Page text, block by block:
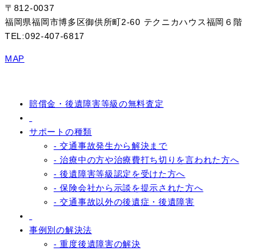
〒812-0037
福岡県福岡市博多区御供所町2-60 テクニカハウス福岡６階
TEL:092-407-6817
MAP
賠償金・後遺障害等級の無料査定
サポートの種類
- 交通事故発生から解決まで
- 治療中の方や治療費打ち切りを言われた方へ
- 後遺障害等級認定を受けた方へ
- 保険会社から示談を提示された方へ
- 交通事故以外の後遺症・後遺障害
事例別の解決法
- 重度後遺障害の解決